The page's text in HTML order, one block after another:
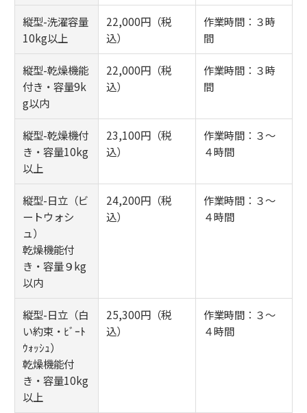
縦型-洗濯容量
10kg以上
22,000円（税
込）
作業時間：３時
間
縦型-乾燥機能
付き・容量9k
g以内
22,000円（税
込）
作業時間：３時
間
縦型-乾燥機付
き・容量10kg
以上
23,100円（税
込）
作業時間：３～
４時間
縦型-日立（ビ
ートウォシ
ュ）
乾燥機能付
き・容量９kg
以内
24,200円（税
込）
作業時間：３～
４時間
縦型-日立（白
い約束・ﾋﾞｰﾄ
ｳｫｯｼｭ）
乾燥機能付
き・容量10kg
以上
25,300円（税
込）
作業時間：３～
４時間